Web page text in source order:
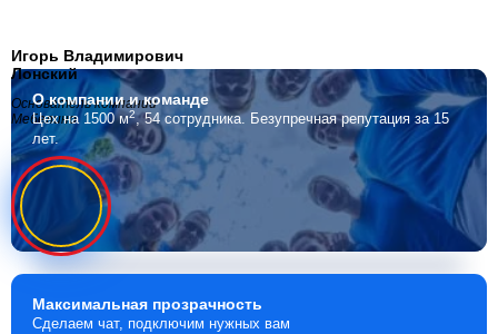
Игорь Владимирович
Лонский
Основатель компании
Мебелино
О компаниии команде
Цех на 1500 м2, 54 сотрудника. Безупречная репутация за 15
лет.
Максимальная прозрачность
Сделаем чат, подключим нужных вам